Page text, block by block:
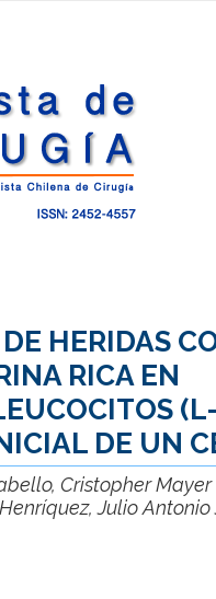
HERIDAS
RICA EN
DE UN
Cristopher Mayer
Julio